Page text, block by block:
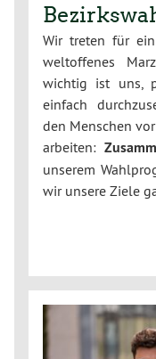
Wir treten für ein
weltoffenes
wichtig ist uns,
einfach
den Menschen
arbeiten:
unserem
wir unsere Ziele